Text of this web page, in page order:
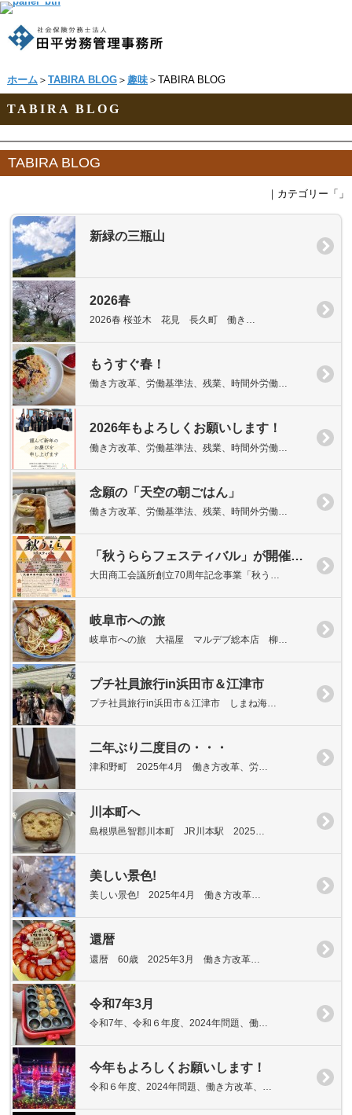
ホーム＞ TABIRA BLOG＞ 趣味＞TABIRA BLOG
TABIRA BLOG
TABIRA BLOG
｜カテゴリー「 」
新緑の三瓶山
2026春
2026春 桜並木 花見 長久町 働き…
もうすぐ春！
働き方改革、労働基準法、残業、時間外労働…
2026年もよろしくお願いします！
働き方改革、労働基準法、残業、時間外労働…
念願の「天空の朝ごはん」
働き方改革、労働基準法、残業、時間外労働…
「秋うららフェスティバル」が開催されます！
大田商工会議所創立70周年記念事業「秋う…
岐阜市への旅
岐阜市への旅 大福屋 マルデブ総本店 柳…
プチ社員旅行in浜田市＆江津市
プチ社員旅行in浜田市＆江津市 しまね海…
二年ぶり二度目の・・・
津和野町 2025年4月 働き方改革、労…
川本町へ
島根県邑智郡川本町 JR川本駅 2025…
美しい景色!
美しい景色! 2025年4月 働き方改革…
還暦
還暦 60歳 2025年3月 働き方改革…
令和7年3月
令和7年、令和６年度、2024年問題、働…
今年もよろしくお願いします！
令和６年度、2024年問題、働き方改革、…